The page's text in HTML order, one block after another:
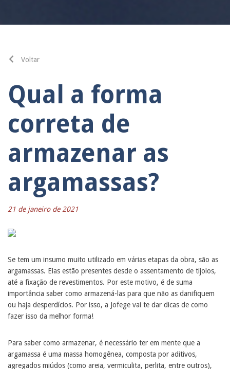
Voltar
Qual a forma
correta de
armazenar as
argamassas?
21 de janeiro de 2021
Se tem um insumo muito utilizado em várias etapas da obra, são as
argamassas. Elas estão presentes desde o assentamento de tijolos,
até a fixação de revestimentos. Por este motivo, é de suma
importância saber como armazená-las para que não as danifiquem
ou haja desperdícios. Por isso, a Jofege vai te dar dicas de como
fazer isso da melhor forma!
Para saber como armazenar, é necessário ter em mente que a
argamassa é uma massa homogênea, composta por aditivos,
agregados miúdos (como areia, vermiculita, perlita, entre outros),